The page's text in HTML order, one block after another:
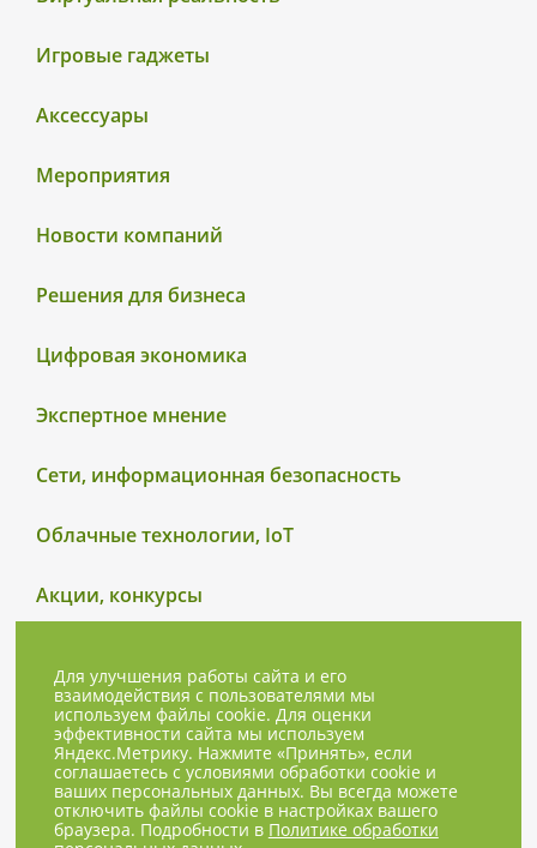
Игровые гаджеты
Аксессуары
Мероприятия
Новости компаний
Решения для бизнеса
Цифровая экономика
Экспертное мнение
Сети, информационная безопасность
Облачные технологии, IoT
Акции, конкурсы
Для улучшения работы сайта и его
взаимодействия с пользователями мы
используем файлы cookie. Для оценки
эффективности сайта мы используем
Яндекс.Метрику. Нажмите «Принять», если
соглашаетесь с условиями обработки cookie и
ваших персональных данных. Вы всегда можете
отключить файлы cookie в настройках вашего
браузера. Подробности в Политике обработки